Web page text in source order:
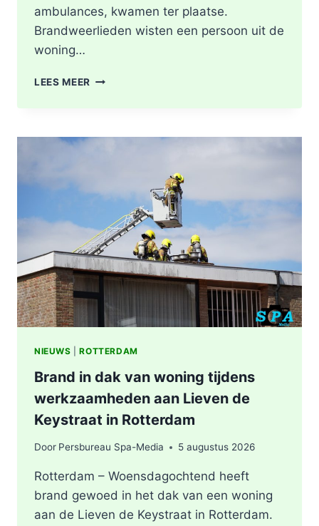
ambulances, kwamen ter plaatse.
Brandweerlieden wisten een persoon uit de
woning…
LEES MEER DODE
WONING
SENIORENFLAT
WATERTORENWEG
IN
ROTTERDAM
NIEUWS |ROTTERDAM
Brand in dak van woning tijdens
werkzaamheden aan Lieven de
Keystraat in Rotterdam
Door Persbureau Spa-Media 5 augustus 2026
Rotterdam – Woensdagochtend heeft
brand gewoed in het dak van een woning
aan de Lieven de Keystraat in Rotterdam.